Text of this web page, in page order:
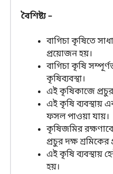
বৈশিষ্ট্য –
বাগিচা কৃষিতে
প্রয়োজন হয়।
বাগিচা কৃষি
কৃষিব্যবস্থা।
এই কৃষিকাজে
এই কৃষি ব্যবস্থায়
ফসল পাওয়া যায়।
কৃষিজমির
প্রচুর দক্ষ
এই কৃষি ব্যবস্থায়
হয়।